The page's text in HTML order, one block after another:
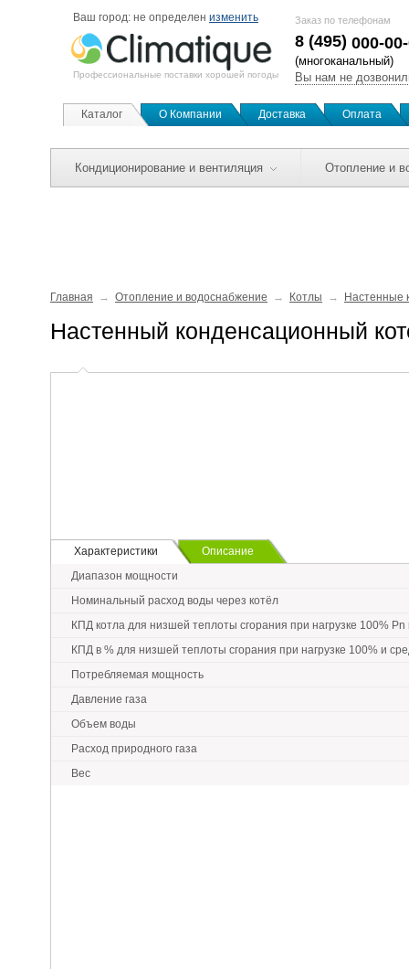
Ваш город: не определен изменить
Профессиональные поставки хорошей погоды
Заказ по телефонам
8 (495) 000-
(многоканальный)
Вы нам не
Каталог О Компании Доставка Оплата
Кондиционирование и вентиляция Отопление и
Главная Отопление и водоснабжение Котлы Настенные
Настенный конденсационный
Характеристики
Описание
Диапазон мощности
Номинальный расход воды через котёл
КПД котла для низшей теплоты сгорания при нагрузке 100% Pn
КПД в % для низшей теплоты сгорания при нагрузке 100% и
Потребляемая мощность
Давление газа
Объем воды
Расход природного газа
Вес